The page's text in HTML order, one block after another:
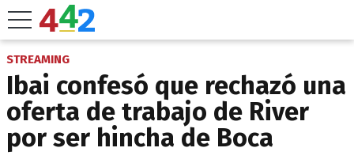
STREAMING
Ibai confesó que rechazó una
oferta de trabajo de River
por ser hincha de Boca